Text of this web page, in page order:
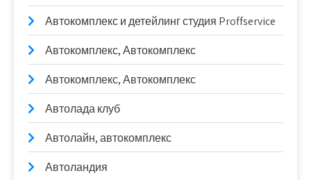
Автокомплекс и детейлинг студия Proffservice
Автокомплекс, Автокомплекс
Автокомплекс, Автокомплекс
Автолада клуб
Автолайн, автокомплекс
Автоландия